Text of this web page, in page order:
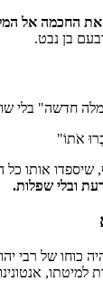
החכמה אל
בן נבט.
חדשה" בלי
אֹתוֹ"
שיספדו אותו
ובלי שפלות.
כוחו של רבי
למיטתו,